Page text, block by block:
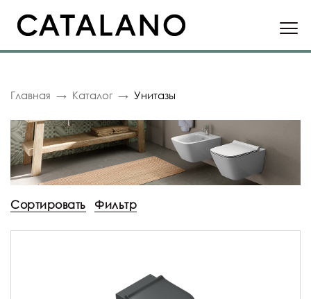
Главная Каталог Унитазы
Сортировать Фильтр